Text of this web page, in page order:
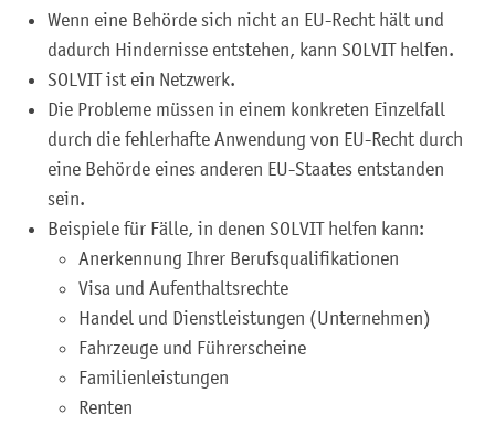
Wenn eine Behörde sich nicht an EU-Recht hält und
dadurch Hindernisse entstehen, kann SOLVIT helfen.
SOLVIT ist ein Netzwerk.
Die Probleme müssen in einem konkreten Einzelfall
durch die fehlerhafte Anwendung von EU-Recht durch
eine Behörde eines anderen EU-Staates entstanden
sein.
Beispiele für Fälle, in denen SOLVIT helfen kann:
Anerkennung Ihrer Berufsqualifikationen
Visa und Aufenthaltsrechte
Handel und Dienstleistungen (Unternehmen)
Fahrzeuge und Führerscheine
Familienleistungen
Renten